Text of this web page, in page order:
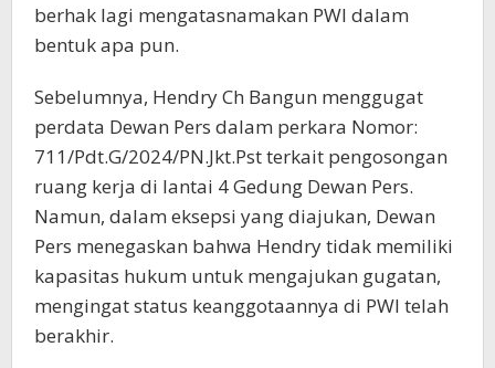
berhak lagi mengatasnamakan PWI dalam
bentuk apa pun.
Sebelumnya, Hendry Ch Bangun menggugat
perdata Dewan Pers dalam perkara Nomor:
711/Pdt.G/2024/PN.Jkt.Pst terkait pengosongan
ruang kerja di lantai 4 Gedung Dewan Pers.
Namun, dalam eksepsi yang diajukan, Dewan
Pers menegaskan bahwa Hendry tidak memiliki
kapasitas hukum untuk mengajukan gugatan,
mengingat status keanggotaannya di PWI telah
berakhir.